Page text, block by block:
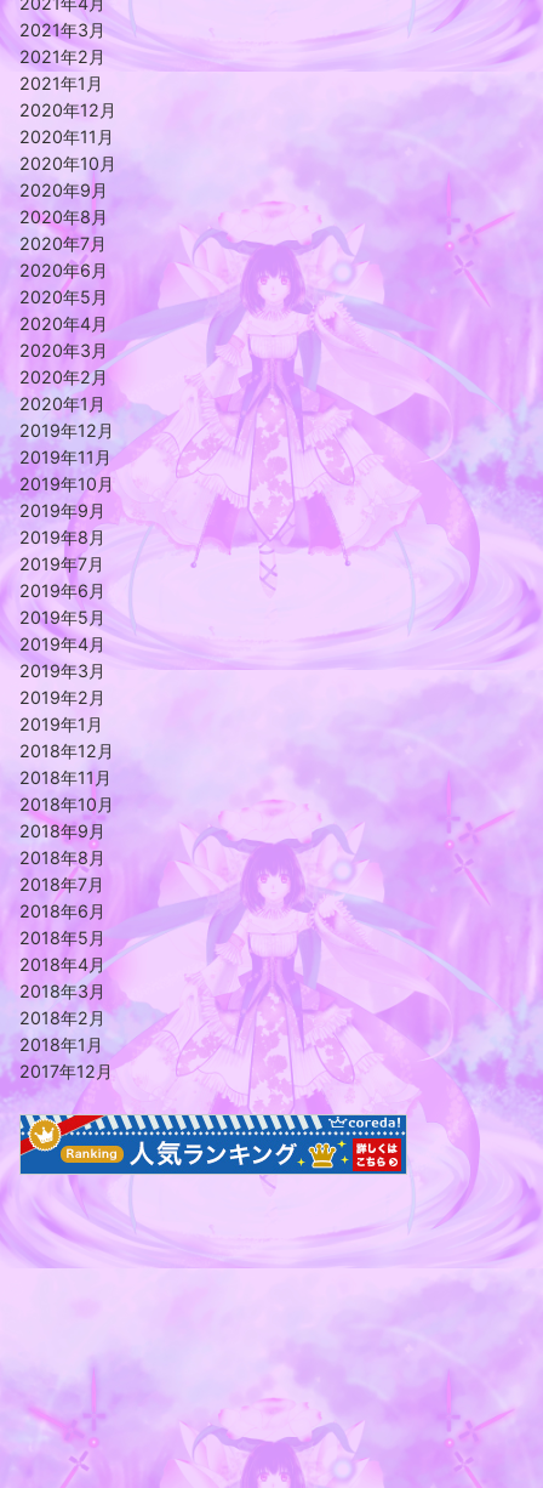
2021年3月
2021年2月
2021年1月
2020年12月
2020年11月
2020年10月
2020年9月
2020年8月
2020年7月
2020年6月
2020年5月
2020年4月
2020年3月
2020年2月
2020年1月
2019年12月
2019年11月
2019年10月
2019年9月
2019年8月
2019年7月
2019年6月
2019年5月
2019年4月
2019年3月
2019年2月
2019年1月
2018年12月
2018年11月
2018年10月
2018年9月
2018年8月
2018年7月
2018年6月
2018年5月
2018年4月
2018年3月
2018年2月
2018年1月
2017年12月